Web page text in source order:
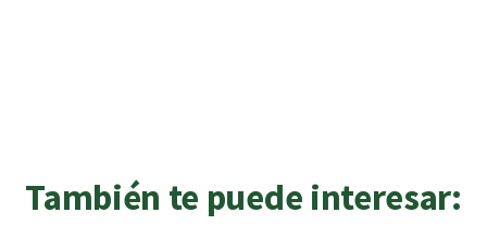
También te puede interesar: